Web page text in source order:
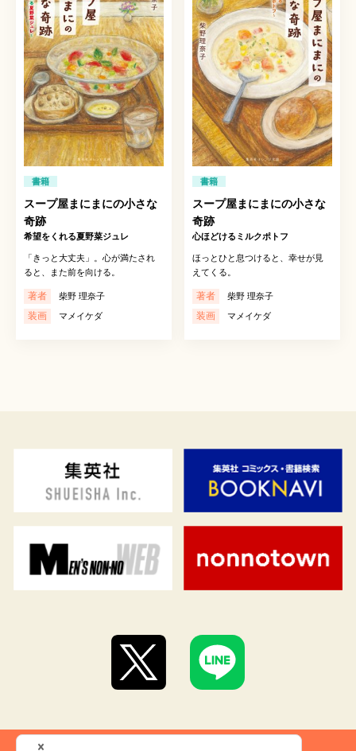
書籍
スープ屋まにまにの小さな
奇跡
希望をくれる夏野菜ジュレ
「きっと大丈夫」。心が満たされ
ると、また前を向ける。
著者 柴野 理奈子
装画 マメイケダ
書籍
スープ屋まにまにの小さな
奇跡
心ほどけるミルクポトフ
ほっとひと息つけると、幸せが見
えてくる。
著者 柴野 理奈子
装画 マメイケダ